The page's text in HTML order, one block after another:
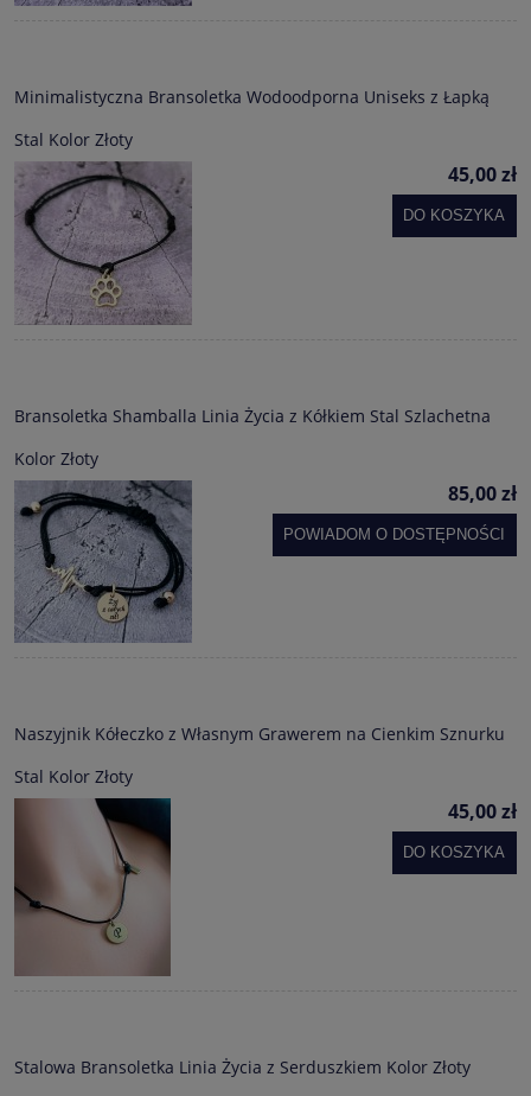
Minimalistyczna Bransoletka Wodoodporna Uniseks z Łapką
Stal Kolor Złoty
45,00 zł
DO KOSZYKA
Bransoletka Shamballa Linia Życia z Kółkiem Stal Szlachetna
Kolor Złoty
85,00 zł
POWIADOM O DOSTĘPNOŚCI
Naszyjnik Kółeczko z Własnym Grawerem na Cienkim Sznurku
Stal Kolor Złoty
45,00 zł
DO KOSZYKA
Stalowa Bransoletka Linia Życia z Serduszkiem Kolor Złoty